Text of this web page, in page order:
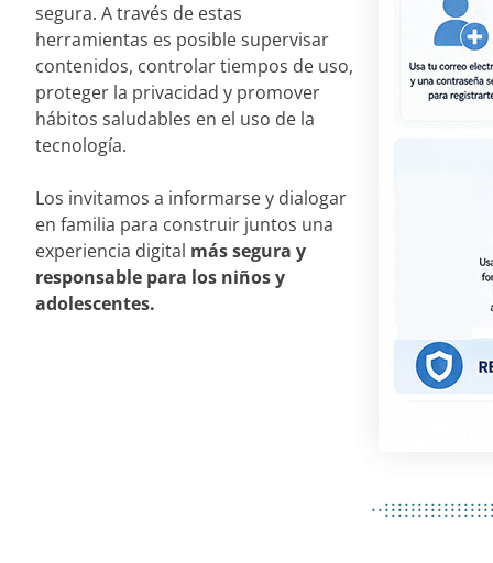
segura. A través de estas
herramientas es posible supervisar
contenidos, controlar tiempos de uso,
proteger la privacidad y promover
hábitos saludables en el uso de la
tecnología.
Los invitamos a informarse y dialogar
en familia para construir juntos una
experiencia digital más segura y
responsable para los niños y
adolescentes.